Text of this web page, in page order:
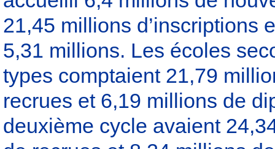
21,45 millions d’inscriptions
5,31 millions. Les écoles
types comptaient 21,79
recrues et 6,19 millions de
deuxième cycle avaient